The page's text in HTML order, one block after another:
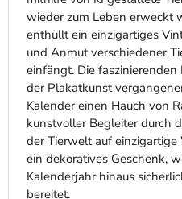
wieder zum Leben erweckt
enthüllt ein einzigartiges
und Anmut verschiedener
einfängt. Die
der Plakatkunst
Kalender einen Hauch von
kunstvoller Begleiter durch
der Tierwelt auf einzigartige
ein dekoratives Geschenk,
Kalenderjahr hinaus
bereitet.